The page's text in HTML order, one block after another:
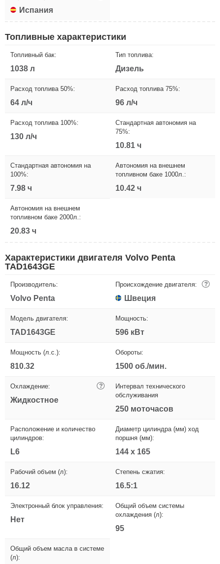
Испания
Топливные характеристики
Топливный бак:
1038 л
Тип топлива:
Дизель
Расход топлива 50%:
64 л/ч
Расход топлива 75%:
96 л/ч
Расход топлива 100%:
130 л/ч
Стандартная автономия на
75%:
10.81 ч
Стандартная автономия на
100%:
7.98 ч
Автономия на внешнем
топливном баке 1000л.:
10.42 ч
Автономия на внешнем
топливном баке 2000л.:
20.83 ч
Характеристики двигателя Volvo Penta
TAD1643GE
Производитель:
Volvo Penta
Происхождение двигателя: ?
Швеция
Модель двигателя:
TAD1643GE
Мощность:
596 кВт
Мощность (л.с.):
810.32
Обороты:
1500 об./мин.
Охлаждение: ?
Жидкостное
Интервал технического
обслуживания
250 моточасов
Расположение и количество
цилиндров:
L6
Диаметр цилиндра (мм) ход
поршня (мм):
144 x 165
Рабочий объем (л):
16.12
Степень сжатия:
16.5:1
Электронный блок управления:
Нет
Общий объем системы
охлаждения (л):
95
Общий объем масла в системе
(л):